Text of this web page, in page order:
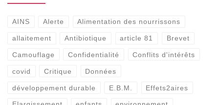
AINS Alerte Alimentation des nourrissons
allaitement Antibiotique article 81 Brevet
Camouflage Confidentialité Conflits d'intérêts
covid Critique Données
développement durable E.B.M. Effets2aires